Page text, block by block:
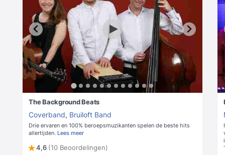
The Background Beats
Coverband, Bruiloft Band
Drie ervaren en 100% beroepsmuzikanten spelen de beste hits
allertijden. Lees meer
4,6 (10 Beoordelingen)